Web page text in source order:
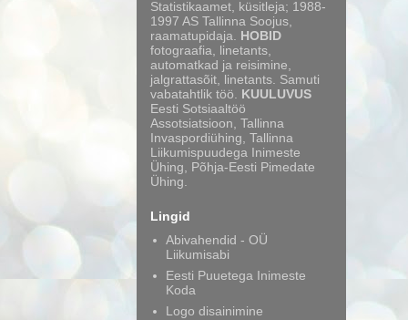
Statistikaamet, küsitleja; 1988-
1997 AS Tallinna Soojus,
raamatupidaja. HOBID
fotograafia, linetants,
automatkad ja reisimine,
jalgrattasõit, linetants. Samuti
vabatahtlik töö. KUULUVUS
Eesti Sotsiaaltöö
Assotsiatsioon, Tallinna
Invaspordiühing, Tallinna
Liikumispuudega Inimeste
Ühing, Põhja-Eesti Pimedate
Ühing.
Lingid
Abivahendid - OÜ
Liikumisabi
Eesti Puuetega Inimeste
Koda
Logo disainimine